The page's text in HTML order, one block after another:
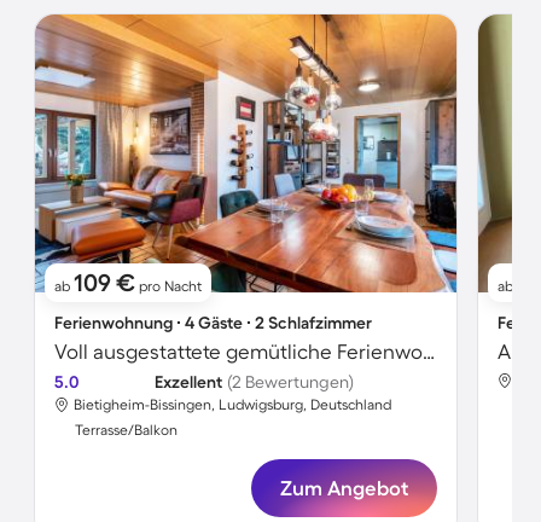
ab 109 € pro Nacht
Ferienwohnung ∙ 4 Gäste ∙ 2 Schlafzimmer
Voll ausgestattete gemütliche Ferienwohnung mit Terrasse
5.0 Exzellent (2 Bewertungen)
Bietigheim-Bissingen, Ludwigsburg, Deutschland
Terrasse/Balkon
Zum Angebot
ab